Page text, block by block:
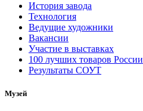
История завода
Технология
Ведущие художники
Вакансии
Участие в выставках
100 лучших товаров России
Результаты СОУТ
Музей